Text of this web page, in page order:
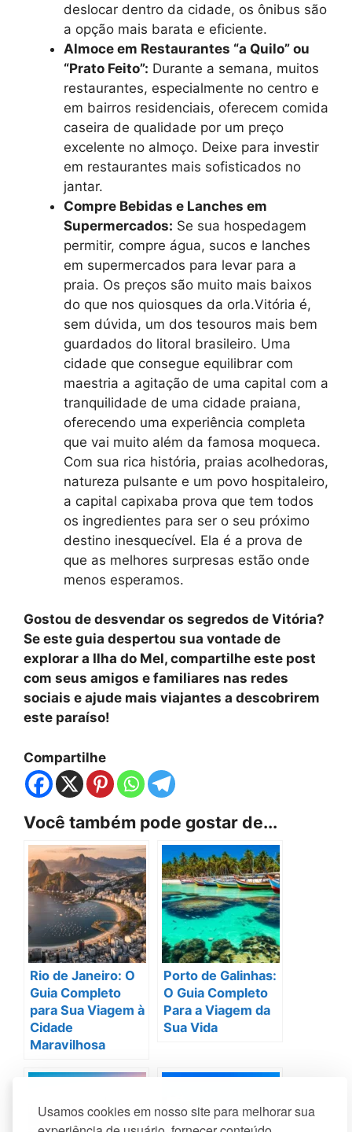
Usamos cookies em nosso site para melhorar sua
deslocar dentro da cidade, os ônibus são
a opção mais barata e eficiente.
Almoce em Restaurantes “a Quilo” ou
“Prato Feito”: Durante a semana, muitos
restaurantes, especialmente no centro e
em bairros residenciais, oferecem comida
caseira de qualidade por um preço
excelente no almoço. Deixe para investir
em restaurantes mais sofisticados no
jantar.
Compre Bebidas e Lanches em
Supermercados: Se sua hospedagem
permitir, compre água, sucos e lanches
em supermercados para levar para a
praia. Os preços são muito mais baixos
do que nos quiosques da orla.Vitória é,
sem dúvida, um dos tesouros mais bem
guardados do litoral brasileiro. Uma
cidade que consegue equilibrar com
maestria a agitação de uma capital com a
tranquilidade de uma cidade praiana,
oferecendo uma experiência completa
que vai muito além da famosa moqueca.
Com sua rica história, praias acolhedoras,
natureza pulsante e um povo hospitaleiro,
a capital capixaba prova que tem todos
os ingredientes para ser o seu próximo
destino inesquecível. Ela é a prova de
que as melhores surpresas estão onde
menos esperamos.
Gostou de desvendar os segredos de Vitória?
Se este guia despertou sua vontade de
explorar a Ilha do Mel, compartilhe este post
com seus amigos e familiares nas redes
sociais e ajude mais viajantes a descobrirem
este paraíso!
Compartilhe
Você também pode gostar de...
Rio de Janeiro: O
Guia Completo
para Sua Viagem à
Cidade
Maravilhosa
Porto de Galinhas:
O Guia Completo
Para a Viagem da
Sua Vida